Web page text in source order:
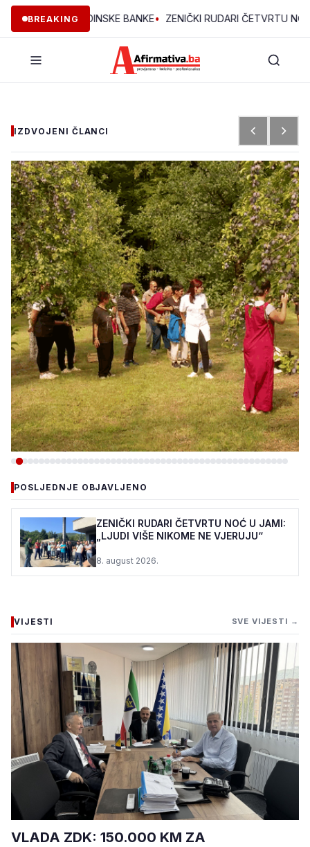
BREAKING
OMLADINSKE BANKE• ZENIČKI RUDARI ČETVRTU NOĆ U
IZDVOJENI ČLANCI
PC DUJE: ŠTIĆENICI I OVE
GODINE U VOĆNJAKU
MIRSADA DURMIĆA
7. august 2026.•140 pregleda
POSLJEDNJE OBJAVLJENO
ZENIČKI RUDARI ČETVRTU NOĆ U JAMI:
„LJUDI VIŠE NIKOME NE VJERUJU“
8. august 2026.
VIJESTI SVE VIJESTI →
VLADA ZDK: 150.000 KM ZA